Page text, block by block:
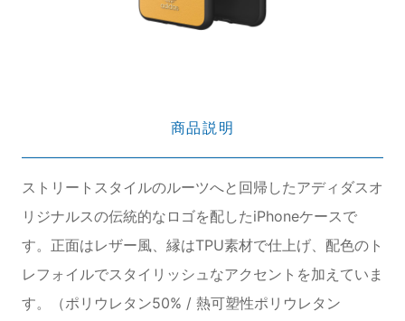
商品説明
ストリートスタイルのルーツへと回帰したアディダスオ
リジナルスの伝統的なロゴを配したiPhoneケースで
す。正面はレザー風、縁はTPU素材で仕上げ、配色のト
レフォイルでスタイリッシュなアクセントを加えていま
す。（ポリウレタン50% / 熱可塑性ポリウレタン